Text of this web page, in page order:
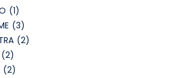
(1)
(3)
(2)
(2)
(2)